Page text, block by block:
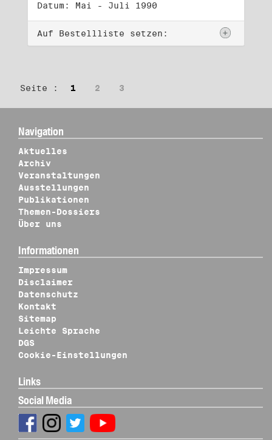
Datum: Mai - Juli 1990
Auf Bestellliste setzen:
Seite : 1 2 3
Navigation
Aktuelles
Archiv
Veranstaltungen
Ausstellungen
Publikationen
Themen-Dossiers
Über uns
Informationen
Impressum
Disclaimer
Datenschutz
Kontakt
Sitemap
Leichte Sprache
DGS
Cookie-Einstellungen
Links
Social Media